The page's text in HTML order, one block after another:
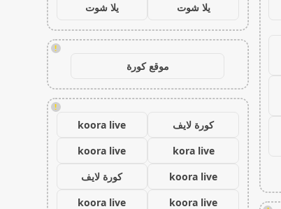
يلا شوت
يلا شوت
!
موقع كورة
!
كورة لايف
koora live
kora live
koora live
koora live
كورة لايف
koora live
koora live